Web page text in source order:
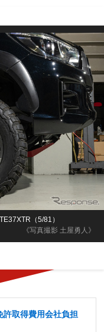
《写真撮影 土屋勇人》
（5/81）
許取得費用会社負担